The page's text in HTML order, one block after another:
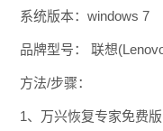
系统版本：windows 7
品牌型号： 联想
方法/步骤：
1、万兴恢复专家免费版